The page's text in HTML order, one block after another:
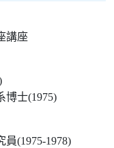
講座
博士(1975)
(1975-1978)